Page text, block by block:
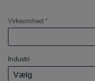
Virksomhed *
Industri